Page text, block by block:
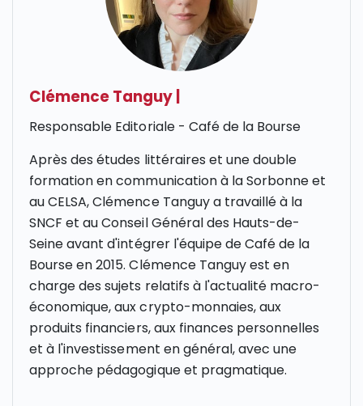
Clémence Tanguy
Responsable Editoriale - Café de la Bourse
Après des études littéraires et une double
formation en communication à la Sorbonne et
au CELSA, Clémence Tanguy a travaillé à la
SNCF et au Conseil Général des Hauts-de-
Seine avant d'intégrer l'équipe de Café de la
Bourse en 2015. Clémence Tanguy est en
charge des sujets relatifs à l'actualité macro-
économique, aux crypto-monnaies, aux
produits financiers, aux finances personnelles
et à l'investissement en général, avec une
approche pédagogique et pragmatique.